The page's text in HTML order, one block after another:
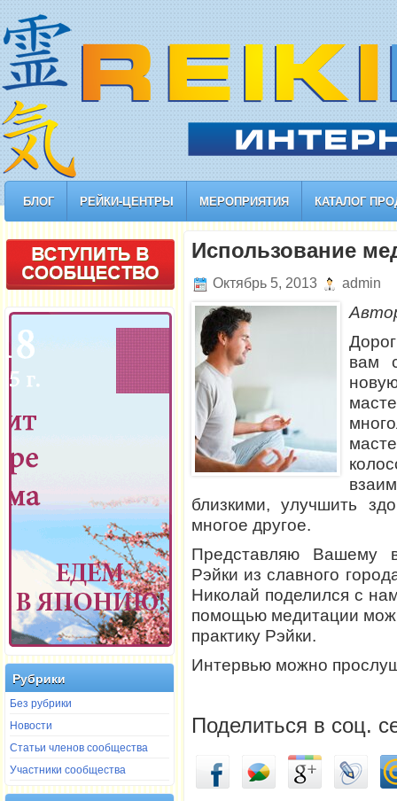
БЛОГ РЕЙКИ-ЦЕНТРЫ МЕРОПРИЯТИЯ КАТАЛОГ
Рубрики
Без рубрики
Новости
Статьи членов сообщества
Участники сообщества
Использование
Октябрь 5, 2013 admin
вам
близкими, улучшить
многое другое.
Представляю Вашему
Рэйки из славного
Николай поделился с
помощью медитации
практику Рэйки.
Интервью можно
Поделиться в соц.